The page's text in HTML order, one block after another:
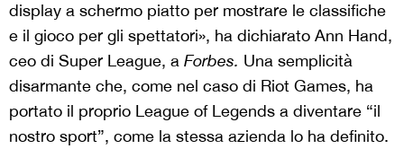
display a schermo piatto per mostrare le classifiche
e il gioco per gli spettatori», ha dichiarato Ann Hand,
ceo di Super League, a Forbes. Una semplicità
disarmante che, come nel caso di Riot Games, ha
portato il proprio League of Legends a diventare “il
nostro sport”, come la stessa azienda lo ha definito.